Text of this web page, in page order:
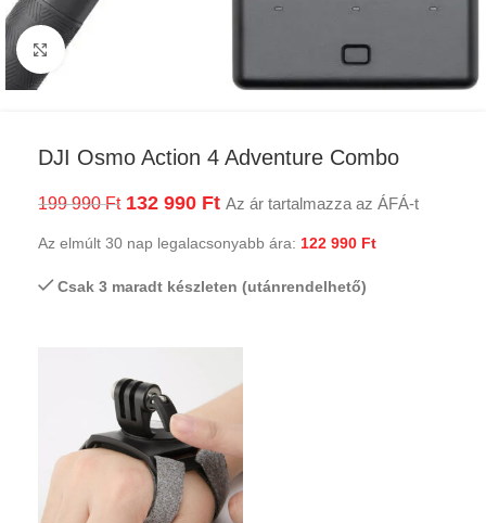
Kattints a nagyításhoz
DJI Osmo Action 4 Adventure Combo
199 990Ft 132 990 Ft Az ár tartalmazza az ÁFÁ-t
Az elmúlt 30 nap legalacsonyabb ára: 122 990 Ft
Csak 3 maradt készleten (utánrendelhető)